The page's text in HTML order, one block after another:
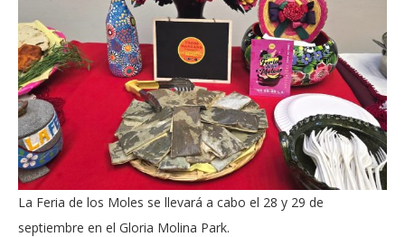
La Feria de los Moles se llevará a cabo el 28 y 29 de
septiembre en el Gloria Molina Park.